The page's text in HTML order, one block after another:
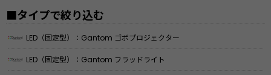
■タイプで絞り込む
LED（固定型）：Gantom ゴボプロジェクター
LED（固定型）：Gantom フラッドライト